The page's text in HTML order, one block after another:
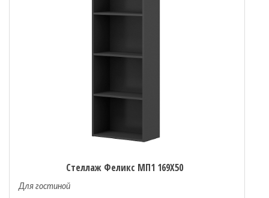
Стеллаж Феликс МП1 169Х50
Для гостиной